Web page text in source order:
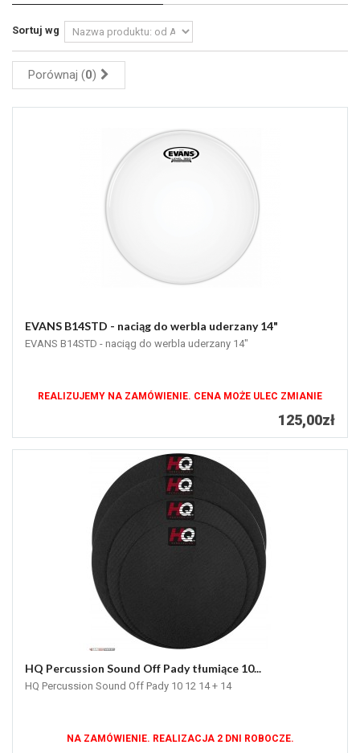
Sortuj wg
Porównaj (0)
EVANS B14STD - naciąg do werbla uderzany 14"
EVANS B14STD - naciąg do werbla uderzany 14"
REALIZUJEMY NA ZAMÓWIENIE. CENA MOŻE ULEC ZMIANIE
125,00zł
HQ Percussion Sound Off Pady tłumiące 10...
HQ Percussion Sound Off Pady 10 12 14 + 14
NA ZAMÓWIENIE. REALIZACJA 2 DNI ROBOCZE.